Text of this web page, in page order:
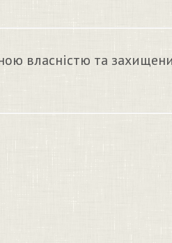
власністю та